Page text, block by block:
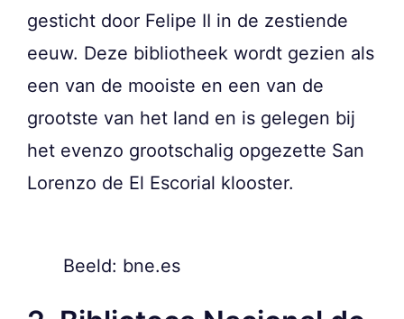
gesticht door Felipe II in de zestiende
eeuw. Deze bibliotheek wordt gezien als
een van de mooiste en een van de
grootste van het land en is gelegen bij
het evenzo grootschalig opgezette San
Lorenzo de El Escorial klooster.
Beeld: bne.es